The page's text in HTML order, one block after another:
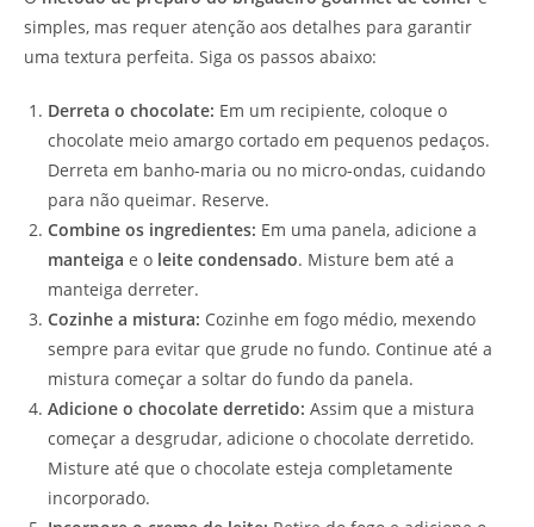
simples, mas requer atenção aos detalhes para garantir
uma textura perfeita. Siga os passos abaixo:
Derreta o chocolate: Em um recipiente, coloque o
chocolate meio amargo cortado em pequenos pedaços.
Derreta em banho-maria ou no micro-ondas, cuidando
para não queimar. Reserve.
Combine os ingredientes: Em uma panela, adicione a
manteiga e o leite condensado. Misture bem até a
manteiga derreter.
Cozinhe a mistura: Cozinhe em fogo médio, mexendo
sempre para evitar que grude no fundo. Continue até a
mistura começar a soltar do fundo da panela.
Adicione o chocolate derretido: Assim que a mistura
começar a desgrudar, adicione o chocolate derretido.
Misture até que o chocolate esteja completamente
incorporado.